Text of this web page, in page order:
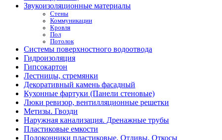
Звукоизоляционные материалы
Стены
Коммуникации
Кровля
Пол
Потолок
Системы поверхностного водоотвода
Гидроизоляция
Гипсокартон
Лестницы, стремянки
Декоративный камень фасадный
Кухонные фартуки (Панели стеновые)
Люки ревизор, вентилляционные решетки
Метизы. Гвозди
Наружная канализация. Дренажные трубы
Пластиковые емкости
Подоконники пластиковые. Отливы. Откосы